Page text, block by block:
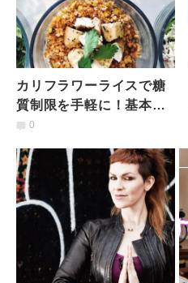
カリフラワーライスで糖
質制限を手軽に！基本の
作り方からアレンジ例ま
0